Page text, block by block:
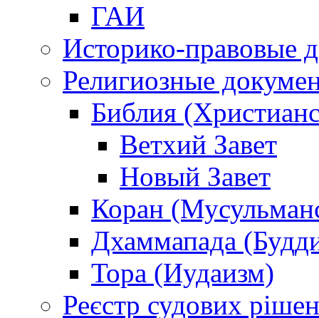
ГАИ
Историко-правовые
Религиозные
Библия
Ветхий Завет
Новый Завет
Коран
Дхаммапада
Тора (Иудаизм)
Реєстр судових